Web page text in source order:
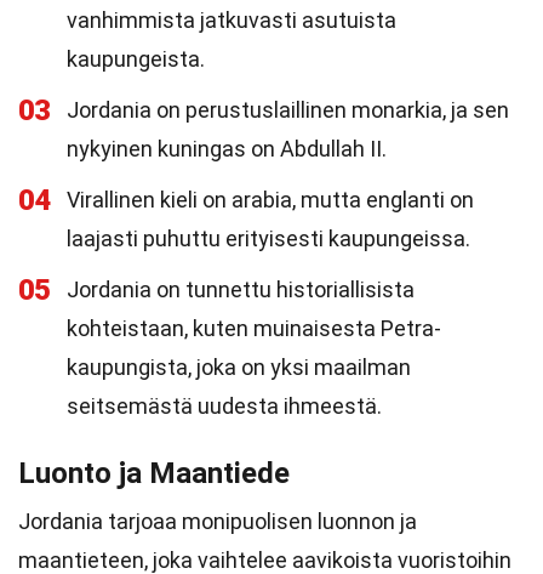
vanhimmista jatkuvasti asutuista
kaupungeista.
03
Jordania on perustuslaillinen monarkia, ja sen
nykyinen kuningas on Abdullah II.
04
Virallinen kieli on arabia, mutta englanti on
laajasti puhuttu erityisesti kaupungeissa.
05
Jordania on tunnettu historiallisista
kohteistaan, kuten muinaisesta Petra-
kaupungista, joka on yksi maailman
seitsemästä uudesta ihmeestä.
Luonto ja Maantiede
Jordania tarjoaa monipuolisen luonnon ja
maantieteen, joka vaihtelee aavikoista vuoristoihin